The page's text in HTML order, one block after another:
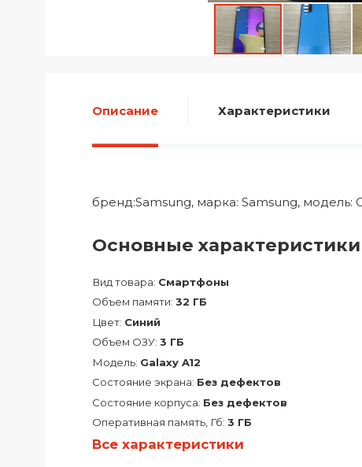
Описание Характеристики
бренд:Samsung, марка: Samsung, модель:
Основные характеристики
Вид товара: Смартфоны
Объем памяти: 32 ГБ
Цвет: Синий
Объем ОЗУ: 3 ГБ
Модель: Galaxy A12
Состояние экрана: Без дефектов
Состояние корпуса: Без дефектов
Оперативная память, Гб: 3 ГБ
Все характеристики